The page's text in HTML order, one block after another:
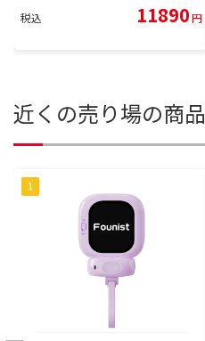
税込 11890円
近くの売り場の商品